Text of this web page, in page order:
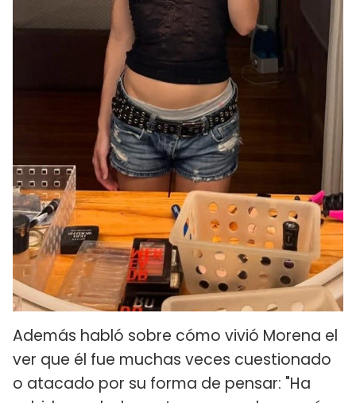
Además habló sobre cómo vivió Morena el
ver que él fue muchas veces cuestionado
o atacado por su forma de pensar: "Ha